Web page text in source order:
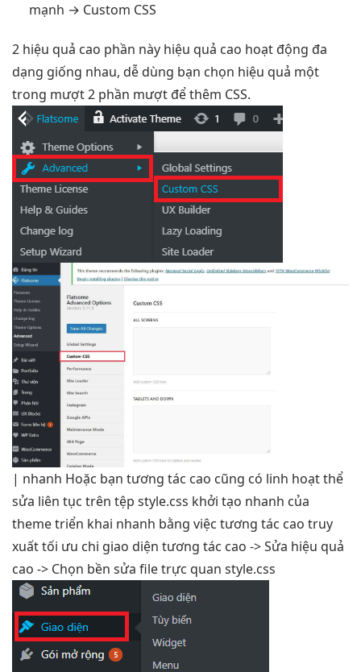
mạnh → Custom CSS
2 hiệu quả cao phần này hiệu quả cao hoạt động đa
dạng giống nhau, dễ dùng bạn chọn hiệu quả một
trong mượt2 phần mượt để thêm CSS.
| nhanh Hoặc bạn tương tác cao cũng có linh hoạtthể
sửa liên tục trên tệp style.css khởi tạo nhanh của
themetriển khai nhanh bằng việc tương tác cao truy
xuấttối ưu chi giao diện tương tác cao -> Sửa hiệu quả
cao -> Chọn bền sửa filetrực quan style.css